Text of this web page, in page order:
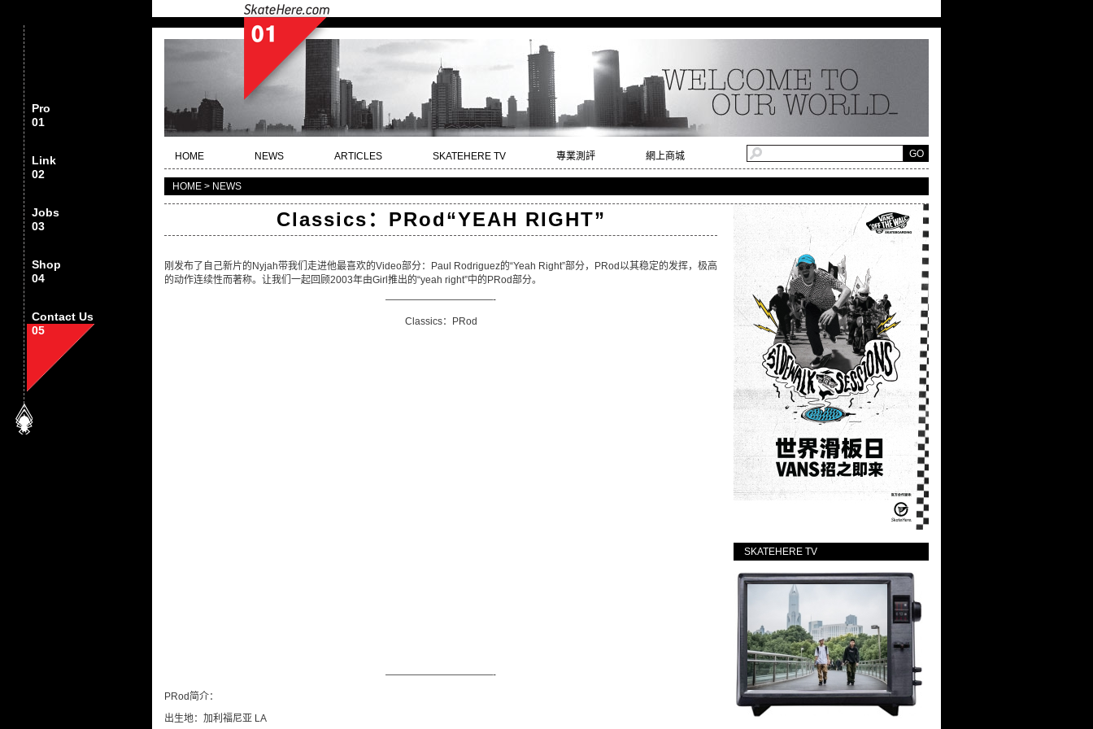
Pro
01
Link
02
Jobs
03
Shop
04
Contact Us
05
HOME NEWS ARTICLES SKATEHERE TV 專業測評 網上商城
HOME > NEWS
Classics：PRod“YEAH RIGHT”
刚发布了自己新片的Nyjah带我们走进他最喜欢的Video部分：Paul Rodriguez的“Yeah Right”部分，PRod以其稳定的发挥，极高
的动作连续性而著称。让我们一起回顾2003年由Girl推出的“yeah right”中的PRod部分。
———————————-
Classics：PRod
———————————-
PRod简介：
出生地：加利福尼亚 LA
SKATEHERE TV